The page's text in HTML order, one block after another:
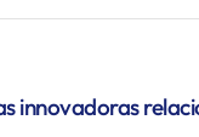
innovadoras